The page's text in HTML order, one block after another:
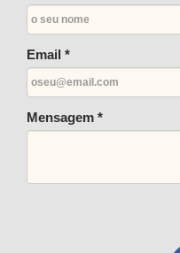
Email *
Mensagem *